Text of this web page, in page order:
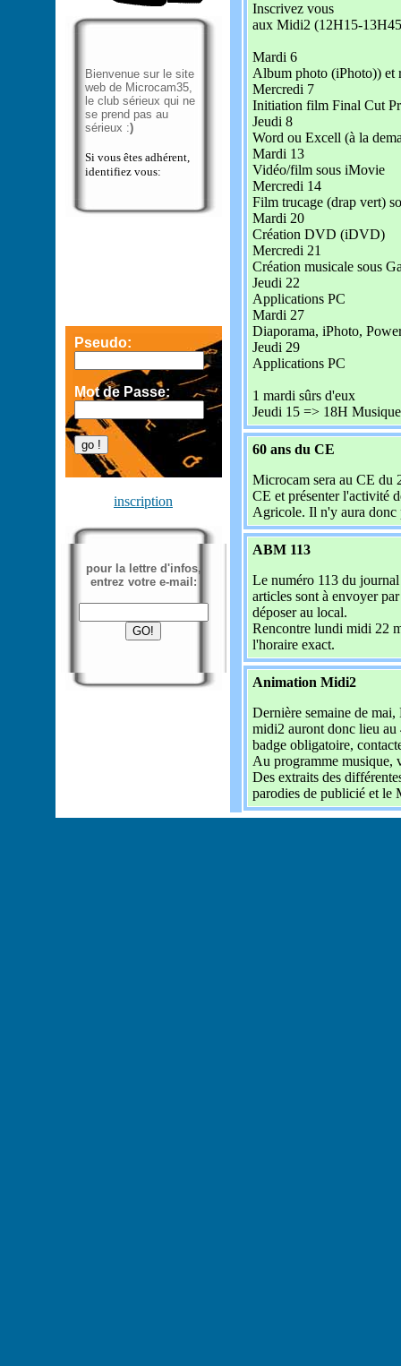
Bienvenue sur le site
web de Microcam35,
le club sérieux qui ne
se prend pas au
sérieux :)
Si vous êtes adhérent,
identifiez vous:
Inscrivez vous
aux Midi2 (12H15-
Mardi 6
Album photo (iPhoto)) et
Mercredi 7
Initiation film Final Cut
Jeudi 8
Word ou Excell (à la
Mardi 13
Vidéo/film sous iMovie
Mercredi 14
Film trucage (drap vert)
Mardi 20
Création DVD (iDVD)
Mercredi 21
Création musicale sous
Jeudi 22
Applications PC
Mardi 27
Diaporama, iPhoto,
Jeudi 29
Applications PC
1 mardi sûrs d'eux
Jeudi 15 => 18H
60 ans du CE
Microcam sera au CE du
CE et présenter l'activité
Agricole. Il n'y aura donc
ABM 113
Le numéro 113 du
articles sont à envoyer
déposer au local.
Rencontre lundi midi 22
l'horaire exact.
Animation Midi2
Dernière semaine de
midi2 auront donc lieu au
badge obligatoire,
Au programme musique,
Des extraits des
parodies de publicié et le
Pseudo:
Mot de Passe:
inscription
pour la lettre d'infos,
entrez votre e-mail: